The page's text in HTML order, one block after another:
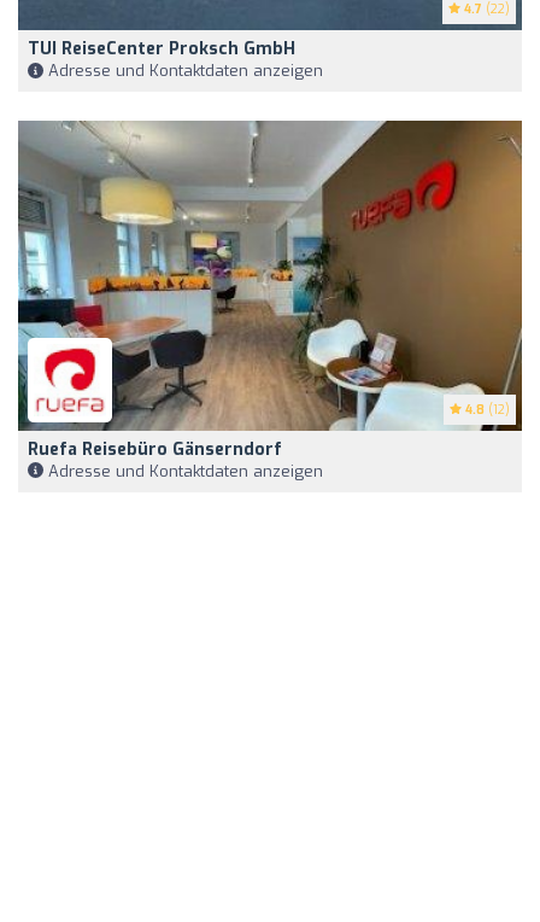
4.7 (22)
TUI ReiseCenter Proksch GmbH
Adresse und Kontaktdaten anzeigen
4.8 (12)
Ruefa Reisebüro Gänserndorf
Adresse und Kontaktdaten anzeigen